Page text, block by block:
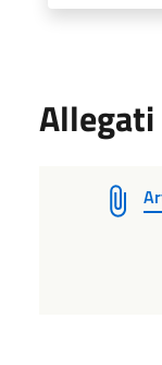
Allegati